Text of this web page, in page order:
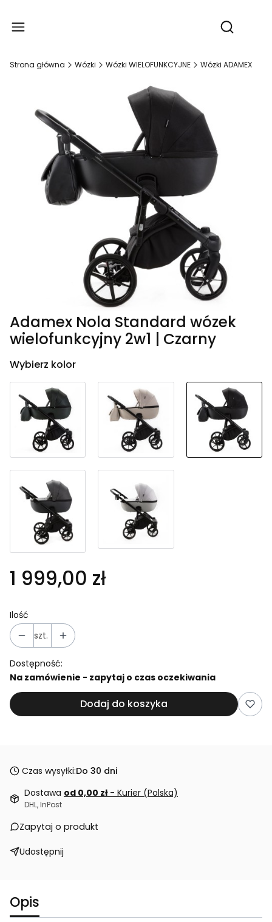
Otwórz
Strona główna Wózki Wózki WIELOFUNKCYJNE Wózki ADAMEX
Adamex Nola Standard wózek
wielofunkcyjny 2w1 | Czarny
Wybierz kolor
1 999,00 zł
Ilość
szt.
Dostępność:
Na zamówienie - zapytaj o czas oczekiwania
Dodaj do koszyka
Czas wysyłki:Do 30 dni
Dostawa od 0,00 zł - Kurier (Polska)
DHL, InPost
Zapytaj o produkt
Udostępnij
Opis